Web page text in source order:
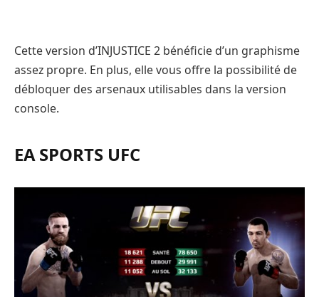
Cette version d’INJUSTICE 2 bénéficie d’un graphisme
assez propre. En plus, elle vous offre la possibilité de
débloquer des arsenaux utilisables dans la version
console.
EA SPORTS UFC